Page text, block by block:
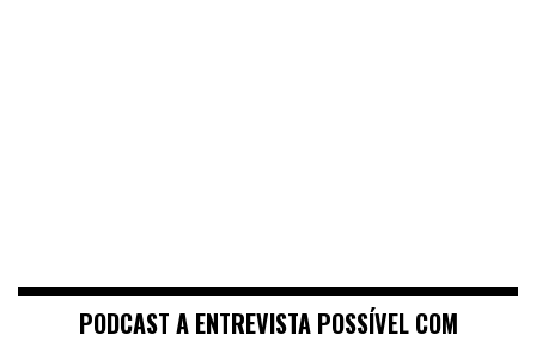
PODCAST A ENTREVISTA POSSÍVEL COM